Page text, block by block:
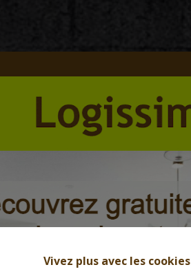
Vivez plus avec les cookies